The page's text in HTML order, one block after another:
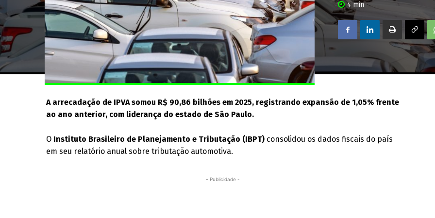
4 min
A arrecadação de IPVA somou R$ 90,86 bilhões em 2025, registrando expansão de 1,05% frente
ao ano anterior, com liderança do estado de São Paulo.
O Instituto Brasileiro de Planejamento e Tributação (IBPT) consolidou os dados fiscais do país
em seu relatório anual sobre tributação automotiva.
- Publicidade -